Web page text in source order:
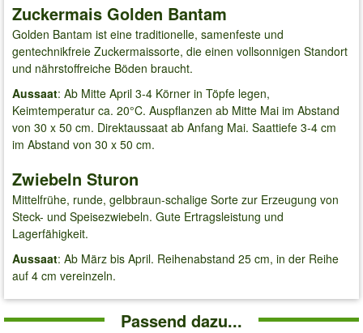
Zuckermais Golden Bantam
Golden Bantam ist eine traditionelle, samenfeste und
gentechnikfreie Zuckermaissorte, die einen vollsonnigen Standort
und nährstoffreiche Böden braucht.
Aussaat: Ab Mitte April 3-4 Körner in Töpfe legen,
Keimtemperatur ca. 20°C. Auspflanzen ab Mitte Mai im Abstand
von 30 x 50 cm. Direktaussaat ab Anfang Mai. Saattiefe 3-4 cm
im Abstand von 30 x 50 cm.
Zwiebeln Sturon
Mittelfrühe, runde, gelbbraun-schalige Sorte zur Erzeugung von
Steck- und Speisezwiebeln. Gute Ertragsleistung und
Lagerfähigkeit.
Aussaat: Ab März bis April. Reihenabstand 25 cm, in der Reihe
auf 4 cm vereinzeln.
Passend dazu...